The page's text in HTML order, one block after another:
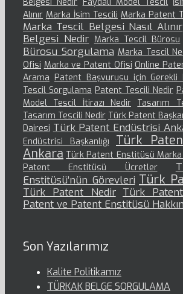
Alınır Marka İsim Tescili Marka Patent
Marka Tescil Belgesi Nasıl Alınır
Belgesi Nedir Marka Tescil Bürosu
Bürosu Sorgulama Marka Tescil
Ofisi Marka ve Patent Ofisi Online
Arama Patent Başvurusu için Gerekli
Tescil Sorgulama Patent Tescili Nedir
Model Tescil İtirazı Nedir Tasarım
Tasarım Tescili Nedir Türk Patent
Dairesi Türk Patent Endüstrisi
Endüstrisi Başkanlığı
Türk
Ankara Türk Patent Enstitüsü
Patent Enstitüsü Ücretler
Enstitüsü’nün Görevleri Türk
Türk Patent Nedir Türk
Patent ve Patent Enstitüsü
Son Yazılarımız
Kalite Politikamız
TÜRKAK BELGE SORGULAMA